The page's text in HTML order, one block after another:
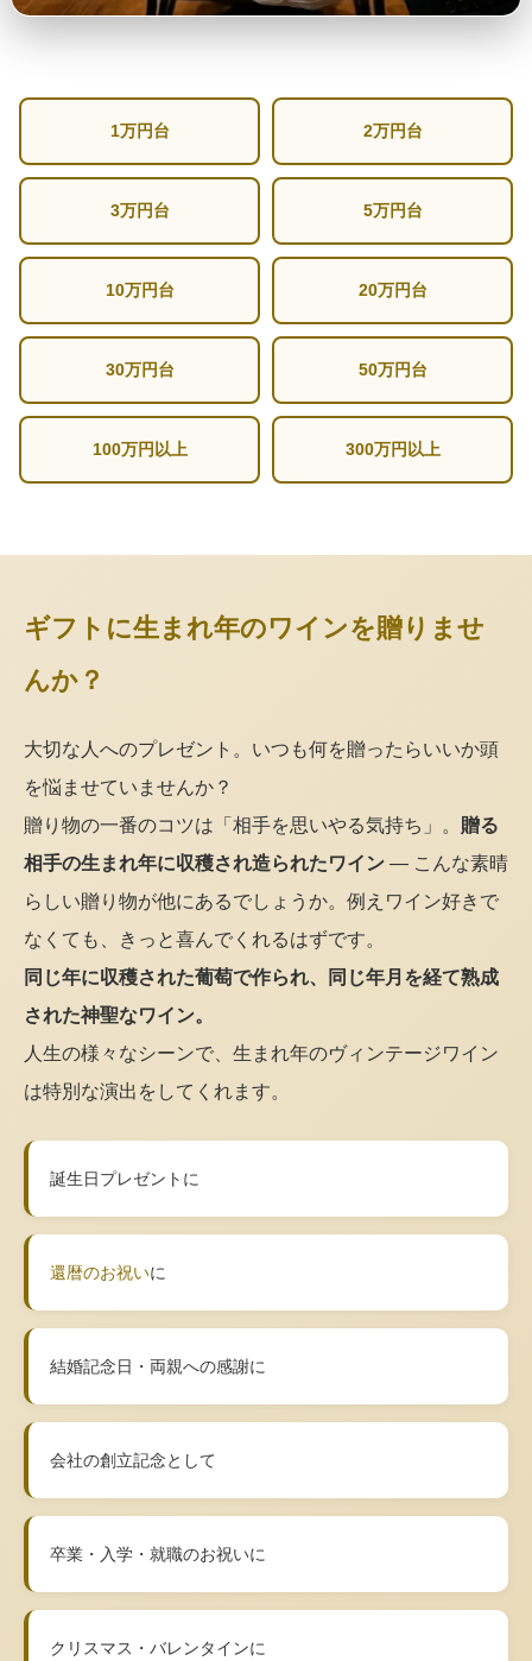
1万円台 2万円台
3万円台 5万円台
10万円台 20万円台
30万円台 50万円台
100万円以上 300万円以上
ギフトに生まれ年のワインを贈りませ
んか？
大切な人へのプレゼント。いつも何を贈ったらいいか頭
を悩ませていませんか？
贈り物の一番のコツは「相手を思いやる気持ち」。 贈る
相手の生まれ年に収穫され造られたワイン — こんな素晴
らしい贈り物が他にあるでしょうか。例えワイン好きで
なくても、きっと喜んでくれるはずです。
同じ年に収穫された葡萄で作られ、同じ年月を経て熟成
された神聖なワイン。
人生の様々なシーンで、生まれ年のヴィンテージワイン
は特別な演出をしてくれます。
誕生日プレゼントに
還暦のお祝いに
結婚記念日・両親への感謝に
会社の創立記念として
卒業・入学・就職のお祝いに
クリスマス・バレンタインに